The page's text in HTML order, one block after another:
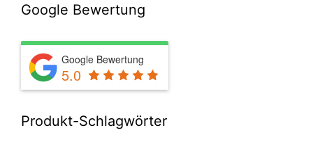
Google Bewertung
Google Bewertung
5.0
Produkt-Schlagwörter